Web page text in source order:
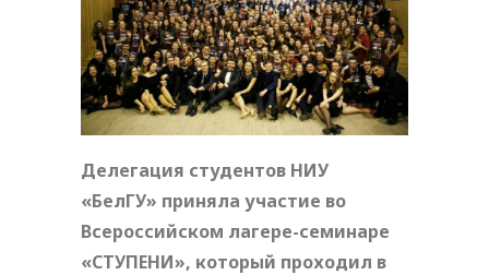
Делегация студентов НИУ
«БелГУ» приняла участие во
Всероссийском лагере-семинаре
«СТУПЕНИ», который проходил в